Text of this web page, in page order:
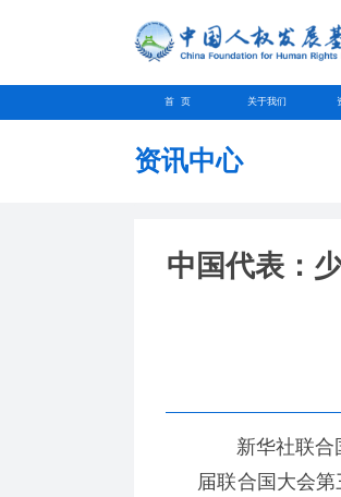
首 页 关于我们
资讯中心
中国代表：
新华社联合国
届联合国大会